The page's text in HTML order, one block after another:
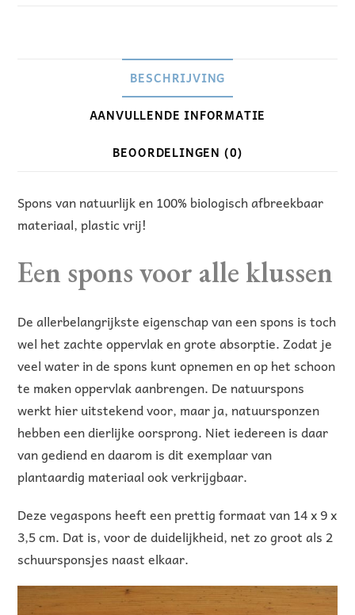
BESCHRIJVING
AANVULLENDE INFORMATIE
BEOORDELINGEN (0)
Spons van natuurlijk en 100% biologisch afbreekbaar
materiaal, plastic vrij!
Een spons voor alle klussen
De allerbelangrijkste eigenschap van een spons is toch
wel het zachte oppervlak en grote absorptie. Zodat je
veel water in de spons kunt opnemen en op het schoon
te maken oppervlak aanbrengen. De natuurspons
werkt hier uitstekend voor, maar ja, natuursponzen
hebben een dierlijke oorsprong. Niet iedereen is daar
van gediend en daarom is dit exemplaar van
plantaardig materiaal ook verkrijgbaar.
Deze vegaspons heeft een prettig formaat van 14 x 9 x
3,5 cm. Dat is, voor de duidelijkheid, net zo groot als 2
schuursponsjes naast elkaar.